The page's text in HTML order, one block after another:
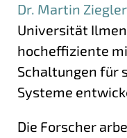
Dr. Martin Ziegler
Universität
hocheffiziente
Schaltungen für
Systeme
Die Forscher